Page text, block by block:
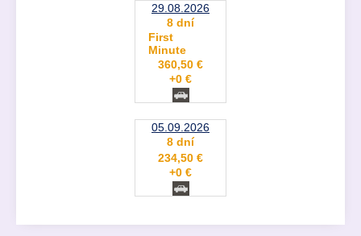
29.08.2026
8 dní
First
Minute
360,50 €
+0 €
05.09.2026
8 dní
234,50 €
+0 €